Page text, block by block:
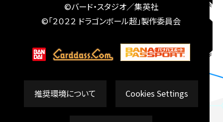
©バード・スタジオ／集英社
©「２０２２ ドラゴンボール超」製作委員会
推奨環境について Cookies Settings